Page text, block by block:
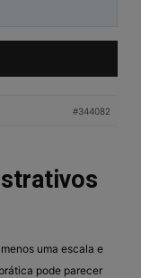
#344082
uma escala e
pode parecer